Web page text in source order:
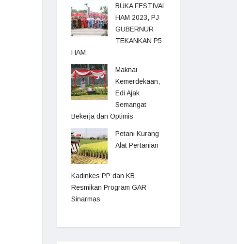
BUKA FESTIVAL
HAM 2023, PJ
GUBERNUR
TEKANKAN P5
HAM
Maknai
Kemerdekaan,
Edi Ajak
Semangat
Bekerja dan Optimis
Petani Kurang
Alat Pertanian
Kadinkes PP dan KB
Resmikan Program GAR
Sinarmas